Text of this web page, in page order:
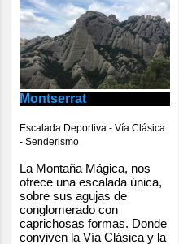
s
Montserrat
Escalada Deportiva - Vía Clásica
- Senderismo
La Montaña Mágica, nos
ofrece una escalada única,
sobre sus agujas de
conglomerado con
caprichosas formas. Donde
conviven la Vía Clásica y la